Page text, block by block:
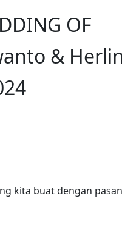
OF
&
kita buat dengan